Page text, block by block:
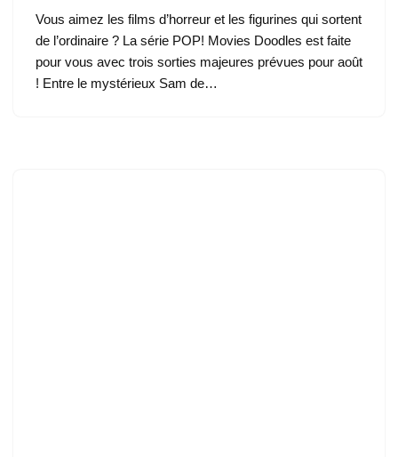
Vous aimez les films d’horreur et les figurines qui sortent
de l’ordinaire ? La série POP! Movies Doodles est faite
pour vous avec trois sorties majeures prévues pour août
! Entre le mystérieux Sam de…